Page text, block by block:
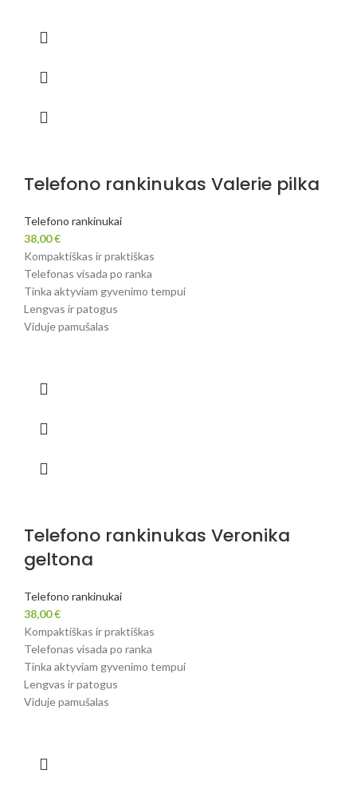
Telefono rankinukas Valerie pilka
Telefono rankinukai
38,00€
Kompaktiškas ir praktiškas
Telefonas visada po ranka
Tinka aktyviam gyvenimo tempui
Lengvas ir patogus
Viduje pamušalas
Telefono rankinukas Veronika
geltona
Telefono rankinukai
38,00€
Kompaktiškas ir praktiškas
Telefonas visada po ranka
Tinka aktyviam gyvenimo tempui
Lengvas ir patogus
Viduje pamušalas